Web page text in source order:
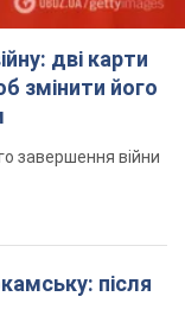
дві карти
змінити його
завершення війни
після